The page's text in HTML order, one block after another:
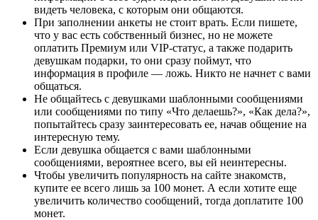
видеть человека, с которым они общаются.
При заполнении анкеты не стоит врать. Если пишете,
что у вас есть собственный бизнес, но не можете
оплатить Премиум или VIP-статус, а также подарить
девушкам подарки, то они сразу поймут, что
информация в профиле ― ложь. Никто не начнет с вами
общаться.
Не общайтесь с девушками шаблонными сообщениями
или сообщениями по типу «Что делаешь?», «Как дела?»,
попытайтесь сразу заинтересовать ее, начав общение на
интересную тему.
Если девушка общается с вами шаблонными
сообщениями, вероятнее всего, вы ей неинтересны.
Чтобы увеличить популярность на сайте знакомств,
купите ее всего лишь за 100 монет. А если хотите еще
увеличить количество сообщений, тогда доплатите 100
монет.